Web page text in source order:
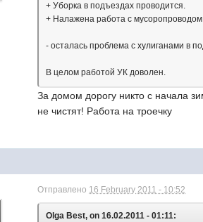
+ Уборка в подъездах проводится.
+ Налажена работа с
- осталась проблема с хулиганами в
В целом работой УК доволен.
За домом дорогу никто с начала
не чистят! Работа на троечку
Отправлено 16 February 2011 - 10:52
Olga Best, on 16.02.2011 - 01:11: